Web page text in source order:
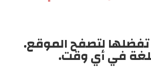
تفضلها لتصفح الموقع.
في أي وقت.